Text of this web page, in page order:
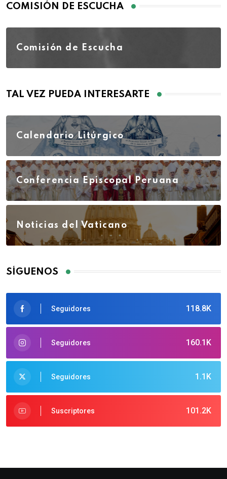
COMISIÓN DE ESCUCHA
Comisión de Escucha
TAL VEZ PUEDA INTERESARTE
Calendario Litúrgico
Conferencia Episcopal Peruana
Noticias del Vaticano
SÍGUENOS
118.8K
Seguidores
160.1K
Seguidores
1.1K
Seguidores
101.2K
Suscriptores